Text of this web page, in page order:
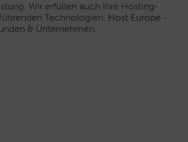
Wir erfüllen auch Ihre Hosting-
Technologien. Host Europe -
& Unternehmen.